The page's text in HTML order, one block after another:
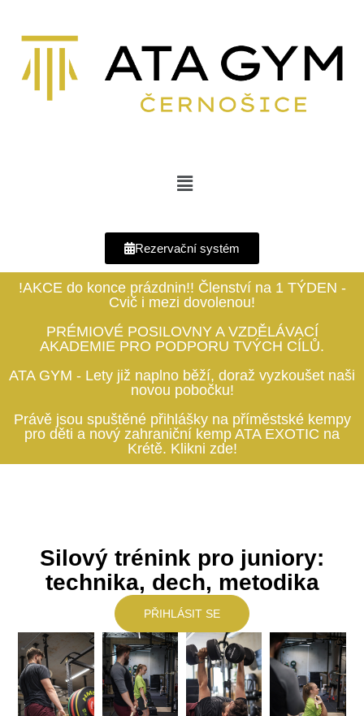
Rezervační systém
!AKCE do konce prázdnin!! Členství na 1 TÝDEN -
Cvič i mezi dovolenou!
PRÉMIOVÉ POSILOVNY A VZDĚLÁVACÍ
AKADEMIE PRO PODPORU TVÝCH CÍLŮ.
ATA GYM - Lety již naplno běží, doraž vyzkoušet naši
novou pobočku!
Právě jsou spuštěné přihlášky na příměstské kempy
pro děti a nový zahraniční kemp ATA EXOTIC na
Krétě. Klikni zde!
Silový trénink pro juniory:
technika, dech, metodika
PŘIHLÁSIT SE